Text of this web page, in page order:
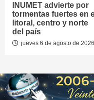
INUMET advierte por
tormentas fuertes en
litoral, centro y norte
del país
jueves 6 de agosto de 2026